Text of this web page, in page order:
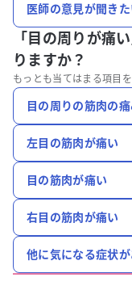
医師の意見が聞き
「目の周りが痛
りますか？
もっとも当てはまる項目
目の周りの筋肉の
左目の筋肉が痛い
目の筋肉が痛い
右目の筋肉が痛い
他に気になる症状が